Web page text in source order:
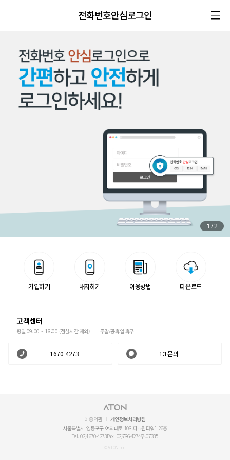
전화번호안심로그인
1 /2
가입하기 해지하기 이용방법 다운로드
고객센터
평일 09:00 ~ 18:00 (점심시간 제외) 주말/공휴일 휴무
1670-4273 1:1문의
이용약관
개인정보처리방침
서울특별시 영등포구 여의대로 108 파크원타워1 26층
Tel. 02)1670-4273Fax. 02)786-4274우.07335
© ATON Inc.